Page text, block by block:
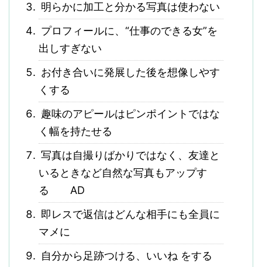
明らかに加工と分かる写真は使わない
プロフィールに、“仕事のできる女”を
出しすぎない
お付き合いに発展した後を想像しやす
くする
趣味のアピールはピンポイントではな
く幅を持たせる
写真は自撮りばかりではなく、友達と
いるときなど自然な写真もアップす
る AD
即レスで返信はどんな相手にも全員に
マメに
自分から足跡つける、いいね をする